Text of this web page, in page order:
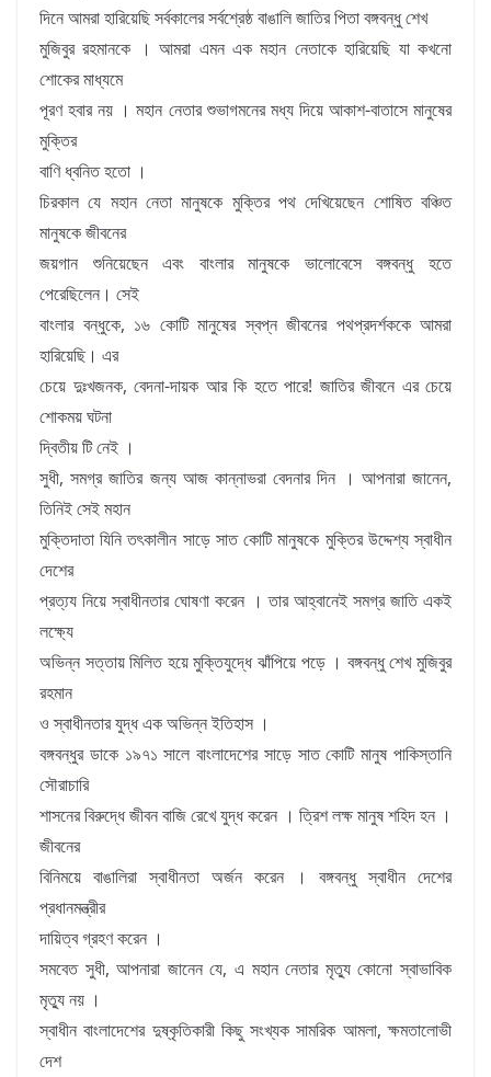
দিনে আমরা হারিয়েছি সর্বকালের সর্বশ্রেষ্ঠ বাঙালি জাতির পিতা বঙ্গবন্ধু শেখ
মুজিবুর রহমানকে । আমরা এমন এক মহান নেতাকে হারিয়েছি যা কখনো
শোকের মাধ্যমে
পূরণ হবার নয় । মহান নেতার শুভাগমনের মধ্য দিয়ে আকাশ-বাতাসে মানুষের
মুক্তির
বাণি ধ্বনিত হতো ।
চিরকাল যে মহান নেতা মানুষকে মুক্তির পথ দেখিয়েছেন শোষিত বঞ্চিত
মানুষকে জীবনের
জয়গান শুনিয়েছেন এবং বাংলার মানুষকে ভালোবেসে বঙ্গবন্ধু হতে
পেরেছিলেন। সেই
বাংলার বন্ধুকে, ১৬ কোটি মানুষের স্বপ্ন জীবনের পথপ্রদর্শককে আমরা
হারিয়েছি। এর
চেয়ে দুঃখজনক, বেদনা-দায়ক আর কি হতে পারে! জাতির জীবনে এর চেয়ে
শোকময় ঘটনা
দ্বিতীয় টি নেই ।
সুধী, সমগ্র জাতির জন্য আজ কান্নাভরা বেদনার দিন । আপনারা জানেন,
তিনিই সেই মহান
মুক্তিদাতা যিনি তৎকালীন সাড়ে সাত কোটি মানুষকে মুক্তির উদ্দেশ্য স্বাধীন
দেশের
প্রত্য্য নিয়ে স্বাধীনতার ঘোষণা করেন । তার আহ্বানেই সমগ্র জাতি একই
লক্ষ্যে
অভিন্ন সত্তায় মিলিত হয়ে মুক্তিযুদ্ধে ঝাঁপিয়ে পড়ে । বঙ্গবন্ধু শেখ মুজিবুর
রহমান
ও স্বাধীনতার যুদ্ধ এক অভিন্ন ইতিহাস ।
বঙ্গবন্ধুর ডাকে ১৯৭১ সালে বাংলাদেশের সাড়ে সাত কোটি মানুষ পাকিস্তানি
সৌরাচারি
শাসনের বিরুদ্ধে জীবন বাজি রেখে যুদ্ধ করেন । ত্রিশ লক্ষ মানুষ শহিদ হন ।
জীবনের
বিনিময়ে বাঙালিরা স্বাধীনতা অর্জন করেন । বঙ্গবন্ধু স্বাধীন দেশের
প্রধানমন্ত্রীর
দায়িত্ব গ্রহণ করেন ।
সমবেত সুধী, আপনারা জানেন যে, এ মহান নেতার মৃত্যু কোনো স্বাভাবিক
মৃত্যু নয় ।
স্বাধীন বাংলাদেশের দুষ্কৃতিকারী কিছু সংখ্যক সামরিক আমলা, ক্ষমতালোভী
দেশ